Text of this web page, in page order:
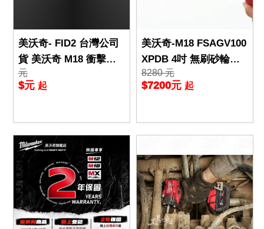
美沃奇- FID2 台灣公司
貨 美沃奇 M18 衝擊起
子機 18V 高鈷鑽 起子機
無刷電機 米沃奇
元
$元 起
美沃奇-M18 FSAGV100
XPDB 4吋 無刷砂輪機 1
8V 無刷 砂輪機 米沃奇
公司貨
8280 元
$7200元 起